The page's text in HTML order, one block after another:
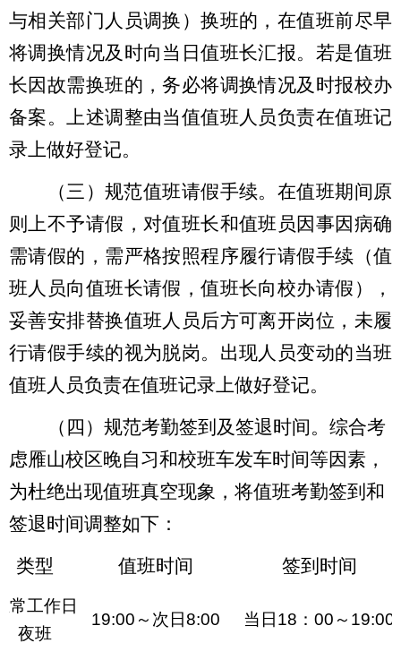
与相关部门人员调换）换班的，在值班前尽早
将调换情况及时向当日值班长汇报。若是值班
长因故需换班的，务必将调换情况及时报校办
备案。上述调整由当值值班人员负责在值班记
录上做好登记。
（三）规范值班请假手续。在值班期间原
则上不予请假，对值班长和值班员因事因病确
需请假的，需严格按照程序履行请假手续（值
班人员向值班长请假，值班长向校办请假），
妥善安排替换值班人员后方可离开岗位，未履
行请假手续的视为脱岗。出现人员变动的当班
值班人员负责在值班记录上做好登记。
（四）规范考勤签到及签退时间。综合考
虑雁山校区晚自习和校班车发车时间等因素，
为杜绝出现值班真空现象，将值班考勤签到和
签退时间调整如下：
类型
值班时间 签到时间
常工作日
夜班
19:00 ～次日8:00 当日 18 ：00 ～ 19:00